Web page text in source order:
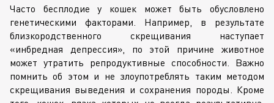
Часто бесплодие у кошек может быть обусловлено
генетическими факторами. Например, в результате
близкородственного скрещивания наступает
«инбредная депрессия», по этой причине животное
может утратить репродуктивные способности. Важно
помнить об этом и не злоупотреблять таким методом
скрещивания выведения и сохранения породы. Кроме